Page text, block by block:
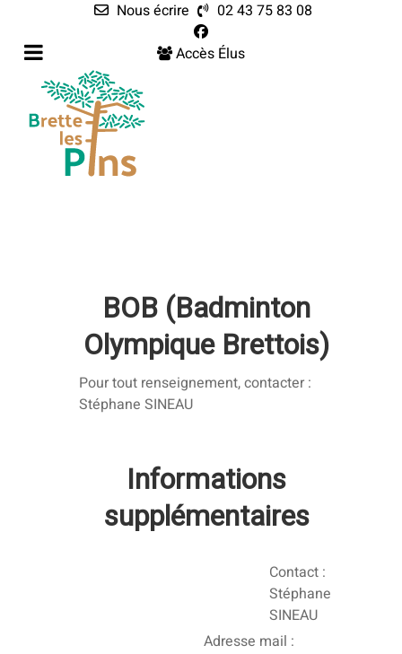
Nous écrire
02 43 75 83 08
Accès Élus
BOB (Badminton
Olympique Brettois)
Pour tout renseignement, contacter :
Stéphane SINEAU
Informations
supplémentaires
Contact :
Stéphane
SINEAU
Adresse mail :